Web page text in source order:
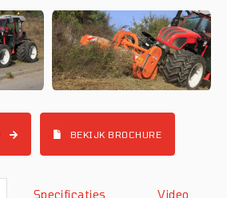
BEKIJK BROCHURE
Specificaties Video